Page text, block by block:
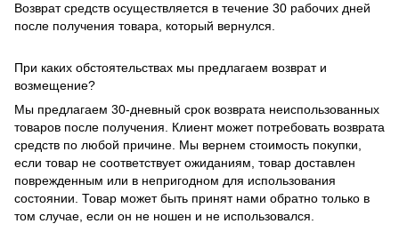
Возврат средств осуществляется в течение 30 рабочих дней
после получения товара, который вернулся.
При каких обстоятельствах мы предлагаем возврат и
возмещение?
Мы предлагаем 30-дневный срок возврата неиспользованных
товаров после получения. Клиент может потребовать возврата
средств по любой причине. Мы вернем стоимость покупки,
если товар не соответствует ожиданиям, товар доставлен
поврежденным или в непригодном для использования
состоянии. Товар может быть принят нами обратно только в
том случае, если он не ношен и не использовался.